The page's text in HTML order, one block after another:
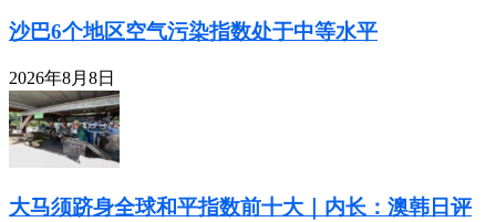
沙巴6个地区空气污染指数处于中等水平
2026年8月8日
大马须跻身全球和平指数前十大｜内长：澳韩日评